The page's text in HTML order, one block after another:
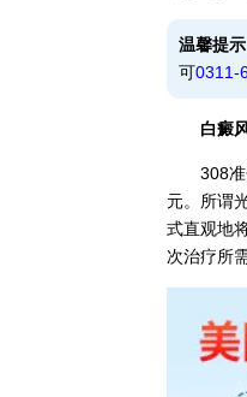
温馨提示
可0311-
白癜风
308准分
元。所谓
式直观地
次治疗所